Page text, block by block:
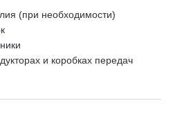
(при необходимости)
и коробках передач